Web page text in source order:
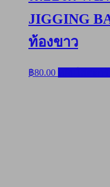
JIGGING
ท้องขาว
฿80.00